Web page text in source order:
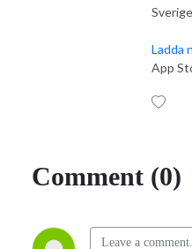
Ladda
App
Comment (0)